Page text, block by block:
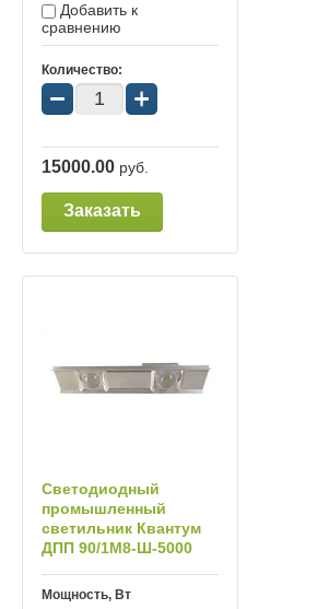
Добавить к
сравнению
Количество:
− +
15000.00 руб.
Заказать
Светодиодный
промышленный
светильник Квантум
ДПП 90/1М8-Ш-5000
Мощность, Вт